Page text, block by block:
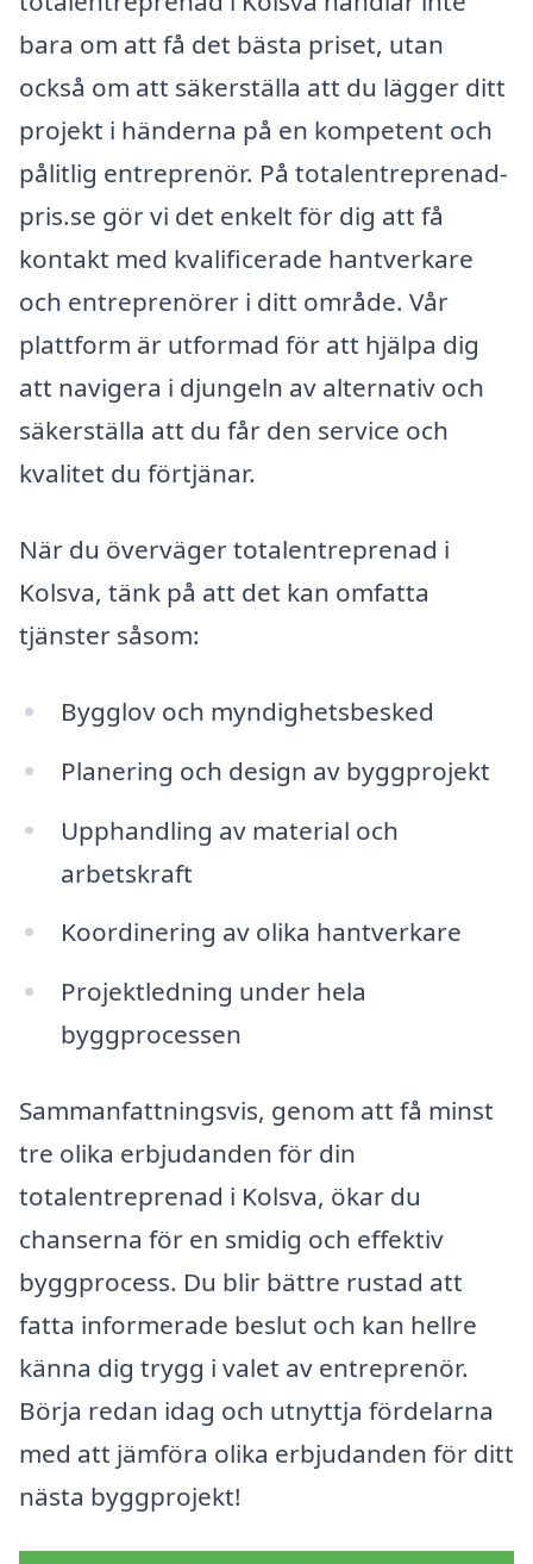
bara om att få det bästa priset, utan
också om att säkerställa att du lägger ditt
projekt i händerna på en kompetent och
pålitlig entreprenör. På totalentreprenad-
pris.se gör vi det enkelt för dig att få
kontakt med kvalificerade hantverkare
och entreprenörer i ditt område. Vår
plattform är utformad för att hjälpa dig
att navigera i djungeln av alternativ och
säkerställa att du får den service och
kvalitet du förtjänar.
När du överväger totalentreprenad i
Kolsva, tänk på att det kan omfatta
tjänster såsom:
Bygglov och myndighetsbesked
Planering och design av byggprojekt
Upphandling av material och
arbetskraft
Koordinering av olika hantverkare
Projektledning under hela
byggprocessen
Sammanfattningsvis, genom att få minst
tre olika erbjudanden för din
totalentreprenad i Kolsva, ökar du
chanserna för en smidig och effektiv
byggprocess. Du blir bättre rustad att
fatta informerade beslut och kan hellre
känna dig trygg i valet av entreprenör.
Börja redan idag och utnyttja fördelarna
med att jämföra olika erbjudanden för ditt
nästa byggprojekt!